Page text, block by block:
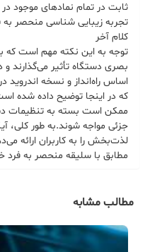
ثابت در تمام نمادهای موجود
تجربه زیبایی شناسی منحصر
کلام آخر
توجه به این نکته مهم است که
بصری دستگاه تأثیر
اساس راه‌انداز و نسخه اندروید
که در اینجا توضیح داده شده
ممکن است بسته به تنظیمات
جزئی مواجه شوند.به طور کلی،
لذت‌بخش را به کاربران ارائه
مطابق با سلیقه منحصر به فرد
مطالب مشابه